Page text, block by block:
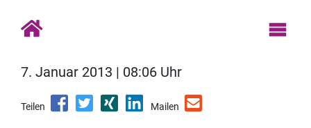
7. Januar 2013 | 08:06 Uhr
Teilen Mailen